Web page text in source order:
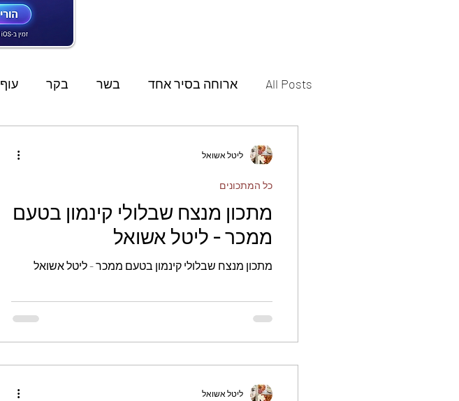
All Posts ארוחה בסיר אחד בשר בקר עוף
חגים לחמים ללא גלוטן קינוחי כוסות
פירות
מתכון מנצח שבלולי קינמון בטעם
ממכר - ליטל אשואל
מתכון מנצח שבלולי קינמון בטעם ממכר - ליטל אשואל
כל המתכונים
ליטל אשואל
ליטל אשואל